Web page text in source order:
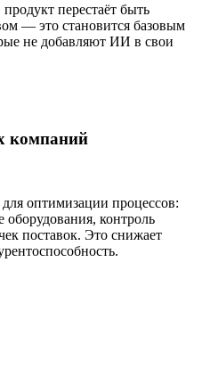
перестаёт быть
— это становится базовым
не добавляют ИИ в свои
компаний
оптимизации процессов:
контроль
поставок. Это снижает